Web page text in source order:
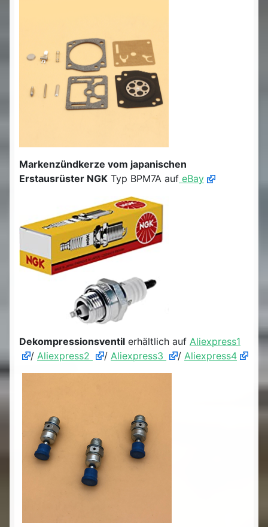
Markenzündkerze vom japanischen
Erstausrüster NGK Typ BPM7A auf eBay
Dekompressionsventil erhältlich auf Aliexpress1
/ Aliexpress2 / Aliexpress3 / Aliexpress4